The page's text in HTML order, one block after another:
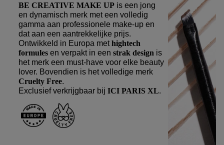
BE CREATIVE MAKE UPis een jong
en dynamisch merk met een volledig
gamma aan professionele make-upen
dat aan een aantrekkelijke prijs.
Ontwikkeld in Europa methightech
formulesen verpakt in een strak design is
het merk een must-have voor elke beauty
lover. Bovendien is het volledige merk
Cruelty Free.
Exclusief verkrijgbaar bij ICI PARIS XL.